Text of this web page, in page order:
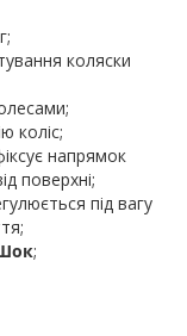
коляски
коліс;
напрямок
поверхні;
під вагу
;